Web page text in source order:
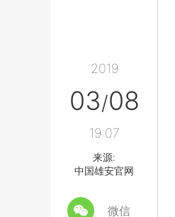
2019
03/08
19:07
来源:
中国雄安官网
微信